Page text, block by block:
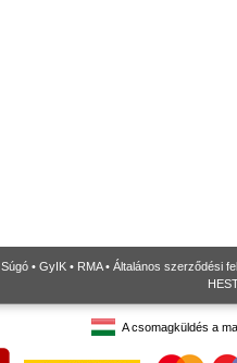
Súgó • GyIK • RMA• Általános szerződési
A csomagküldés a